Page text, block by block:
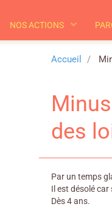
NOS ACTIONS
Accueil
des
Par un temps
Il est désolé
Dès 4 ans.